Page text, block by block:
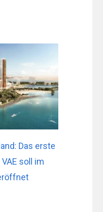
Das erste
soll im